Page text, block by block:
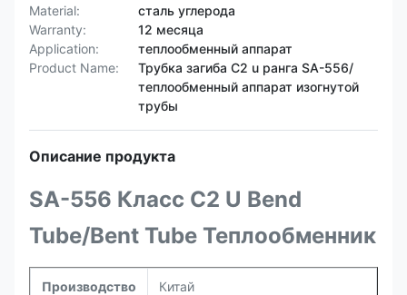
Material:
сталь углерода
Warranty:
12 месяца
Application:
теплообменный аппарат
Product Name:
Трубка загиба C2 u ранга SA-556/
теплообменный аппарат изогнутой
трубы
Описание продукта
SA-556 Класс C2 U Bend
Tube/Bent Tube Теплообменник
Производство Китай